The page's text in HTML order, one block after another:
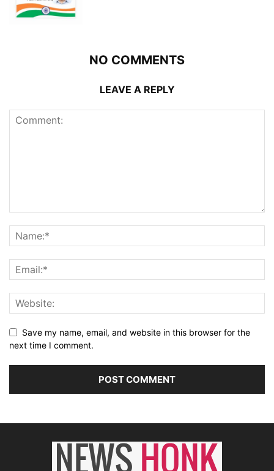
NO COMMENTS
LEAVE A REPLY
Save my name, email, and website in this browser for the
next time I comment.